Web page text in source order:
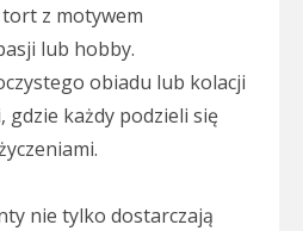
z motywem
lub hobby.
obiadu lub kolacji
gdzie każdy podzieli się
nie tylko dostarczają